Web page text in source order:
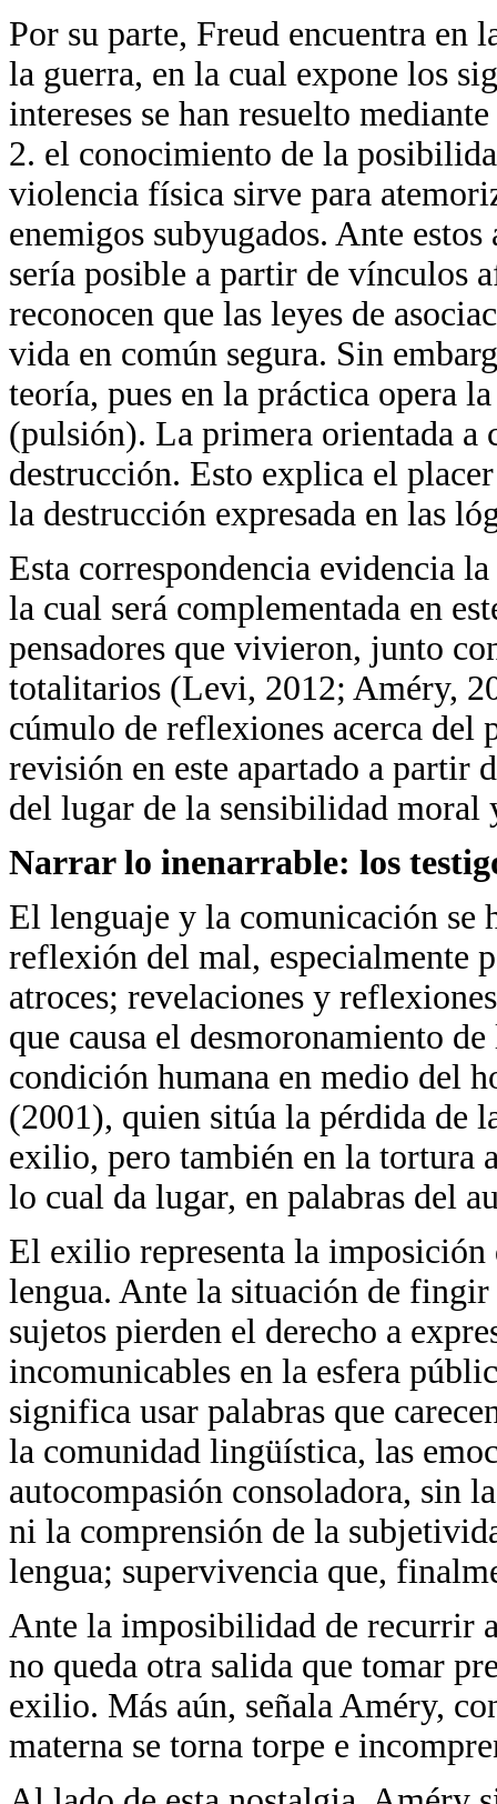
Por su parte, Freud encuentra en
la guerra, en la cual expone los
intereses se han resuelto
2. el conocimiento de la
violencia física sirve para
enemigos subyugados. Ante
sería posible a partir de vínculos
reconocen que las leyes de
vida en común segura. Sin
teoría, pues en la práctica opera
(pulsión). La primera orientada a
destrucción. Esto explica el
la destrucción expresada en las
Esta correspondencia evidencia
la cual será complementada en
pensadores que vivieron, junto
totalitarios (Levi, 2012; Améry,
cúmulo de reflexiones acerca del
revisión en este apartado a partir
del lugar de la sensibilidad
Narrar lo inenarrable: los
El lenguaje y la comunicación se
reflexión del mal, especialmente
atroces; revelaciones y
que causa el desmoronamiento
condición humana en medio del
(2001), quien sitúa la pérdida de
exilio, pero también en la tortura
lo cual da lugar, en palabras del
El exilio representa la imposición
lengua. Ante la situación de
sujetos pierden el derecho a
incomunicables en la esfera
significa usar palabras que
la comunidad lingüística, las
autocompasión consoladora, sin
ni la comprensión de la
lengua; supervivencia que,
Ante la imposibilidad de recurrir
no queda otra salida que tomar
exilio. Más aún, señala Améry,
materna se torna torpe e